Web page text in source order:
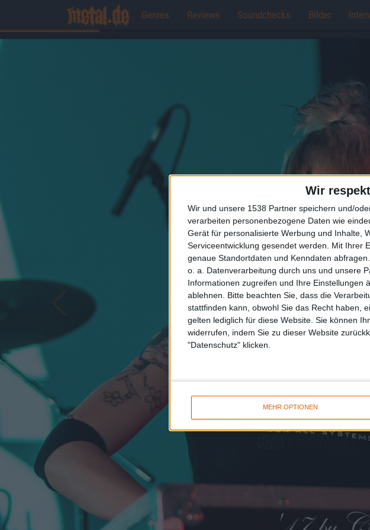
Wir
Wir und unsere 1538 Partner speichern und/
verarbeiten personenbezogene Daten wie
Gerät für personalisierte Werbung und Inhalte,
Serviceentwicklung gesendet werden. Mit Ihrer
genaue Standortdaten und Kenndaten
o. a. Datenverarbeitung durch uns und unsere
Informationen zugreifen und Ihre Einstellungen
ablehnen. Bitte beachten Sie, dass die
stattfinden kann, obwohl Sie das Recht haben,
gelten lediglich für diese Website. Sie können
widerrufen, indem Sie zu dieser Website
"Datenschutz" klicken.
MEHR OPTIONEN
Genres Reviews Soundchecks Bilder